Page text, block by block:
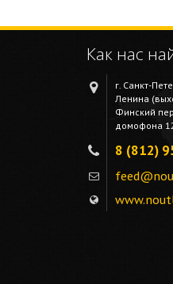
Как нас
г. Санкт-
Ленина
Финский
домофона
8 (812)